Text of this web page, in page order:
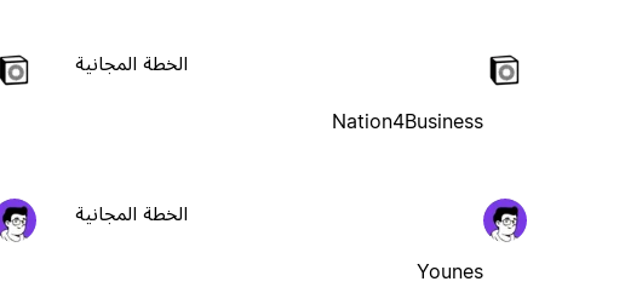
Nation4Business
الخطة المجانية
Younes
الخطة المجانية